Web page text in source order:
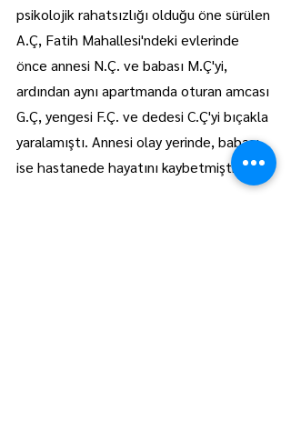
psikolojik rahatsızlığı olduğu öne sürülen
A.Ç, Fatih Mahallesi'ndeki evlerinde
önce annesi N.Ç. ve babası M.Ç'yi,
ardından aynı apartmanda oturan amcası
G.Ç, yengesi F.Ç. ve dedesi C.Ç'yi bıçakla
yaralamıştı. Annesi olay yerinde, babası
ise hastanede hayatını kaybetmişti. AA